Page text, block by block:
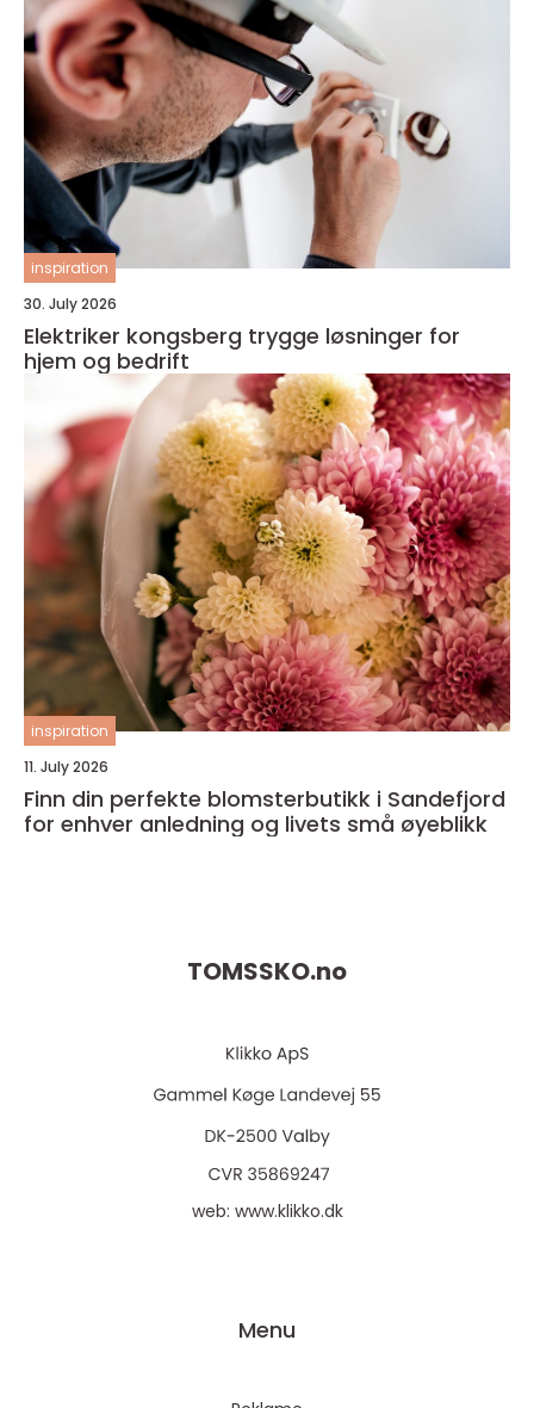
inspiration
30. July 2026
Elektriker kongsberg trygge løsninger for
hjem og bedrift
inspiration
11. July 2026
Finn din perfekte blomsterbutikk i Sandefjord
for enhver anledning og livets små øyeblikk
TOMSSKO.no
web: www.klikko.dk
Menu